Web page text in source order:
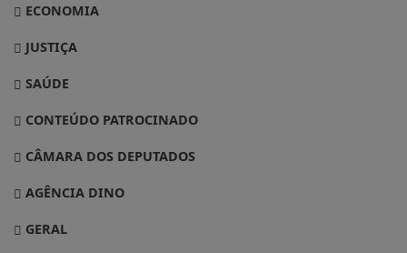
ECONOMIA
JUSTIÇA
SAÚDE
CONTEÚDO PATROCINADO
CÂMARA DOS DEPUTADOS
AGÊNCIA DINO
GERAL